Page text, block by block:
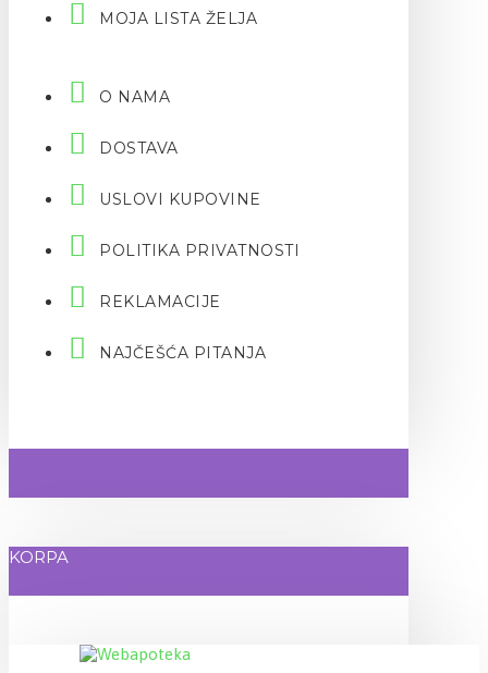
MOJA LISTA ŽELJA
O NAMA
DOSTAVA
USLOVI KUPOVINE
POLITIKA PRIVATNOSTI
REKLAMACIJE
NAJČEŠĆA PITANJA
KORPA